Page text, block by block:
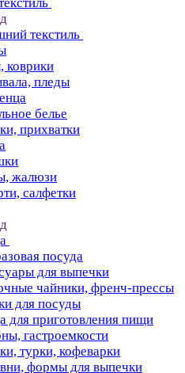
текстиль
коврики
пледы
белье
прихватки
жалюзи
салфетки
посуда
для выпечки
чайники, френч-прессы
для посуды
для приготовления пищи
гастроемкости
турки, кофеварки
формы для выпечки